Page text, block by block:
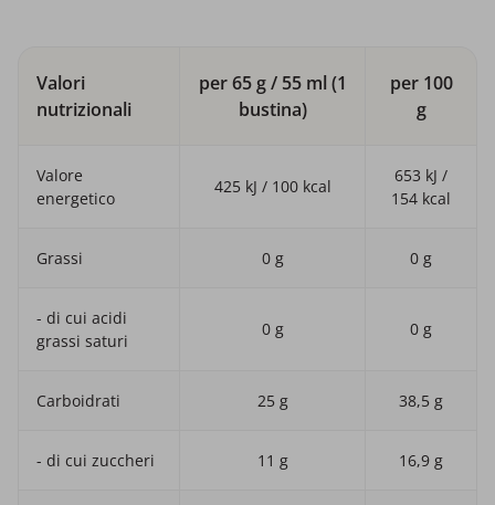
Valori
nutrizionali
per 65 g / 55 ml (1
bustina)
per 100
g
Valore
energetico
425 kJ / 100 kcal
653 kJ /
154 kcal
Grassi 0 g 0 g
- di cui acidi
grassi saturi
0 g 0 g
Carboidrati 25 g 38,5 g
- di cui zuccheri 11 g 16,9 g